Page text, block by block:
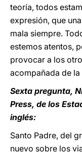
teoría, todos
expresión, que
mala siempre.
estemos atentos,
provocar a los
acompañada de
Sexta pregunta,
Press, de los
inglés:
Santo Padre, del
nuevo sobre los